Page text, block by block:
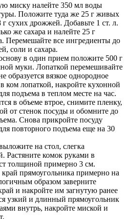
миску налейте 350 мл воды
Положите туда же 25 г живых
сухих дрожжей. Добавьте 1 ст. л.
же сахара и налейте 25 г
Перемешайте все ингредиенты до
соли и сахара.
в один прием положите 500 г
муки. Лопаткой перемешивайте
образуется вязкое однородное
ком лопаткой, накройте кухонной
подъема в теплом месте на час.
в объеме втрое, снимите пленку,
от стенок посуды и обомните до
Снова прикройте посуду
повторного подъема еще на 30
на стол, слегка
Растяните комок руками в
толщиной примерно 3 см.
край прямоугольника примерно на
образом заверните
и накройте им загнутую ранее
узкий и длинный прямоугольник
внутрь, накройте миской и